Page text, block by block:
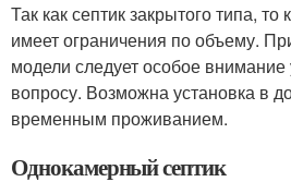
Так как септик закрытого типа, то
имеет ограничения по объему.
модели следует особое внимание
вопросу. Возможна установка в
временным проживанием.
Однокамерный септик